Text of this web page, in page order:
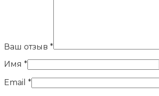
Ваш отзыв *
Имя *
Email *